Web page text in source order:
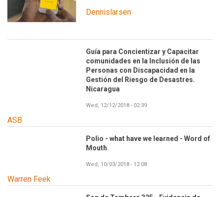
Dennislarsen
Guía para Concientizar y Capacitar
comunidades en la Inclusión de las
Personas con Discapacidad en la
Gestión del Riesgo de Desastres.
Nicaragua
Wed, 12/12/2018 - 02:39
ASB
Polio - what have we learned - Word of
Mouth
Wed, 10/03/2018 - 12:08
Warren Feek